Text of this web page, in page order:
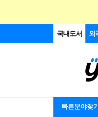
국내도서 외
빠른분야찾기